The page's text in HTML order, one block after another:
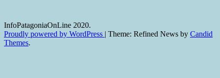
InfoPatagoniaOnLine 2020.
Proudly powered by WordPress | Theme: Refined News by Candid
Themes.